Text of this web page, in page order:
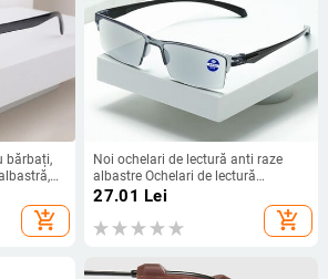
bărbați,
până la
add_shopping_cart
Noi ochelari de lectură anti raze
albastre Ochelari de lectură
inteligenti cu zoom automat Putere
de focalizare automată +1,0(100) ~
+7,0(700) Unisex cu jumătate de
27.01 Lei
add_shopping_cart